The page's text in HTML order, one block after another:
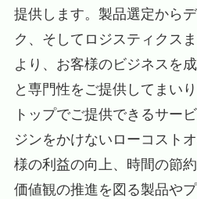
提供します。製品選定から
ク、そしてロジスティクス
より、お客様のビジネスを
と専門性をご提供してまい
トップでご提供できるサー
ジンをかけないローコスト
様の利益の向上、時間の節
価値観の推進を図る製品や